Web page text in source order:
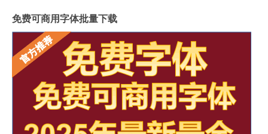
免费可商用字体批量下载